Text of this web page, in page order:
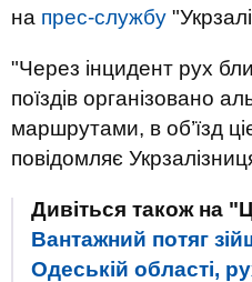
на прес-службу
"Через інцидент рух
поїздів організовано
маршрутами, в об’їзд
повідомляє
Дивіться також на
Вантажний потяг
Одеській області,